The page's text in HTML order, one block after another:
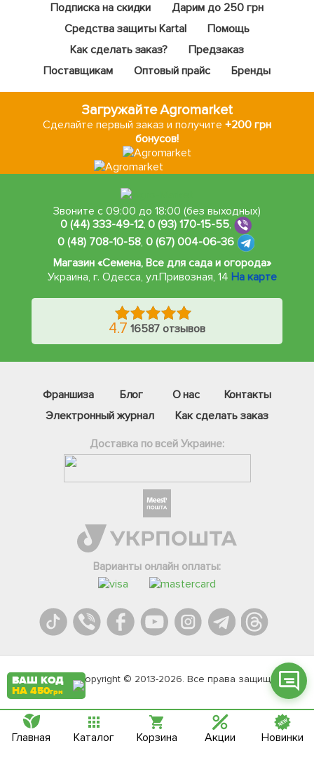
Подписка на скидки
Дарим до 250 грн
Средства защиты Kartal
Помощь
Как сделать заказ?
Предзаказ
Поставщикам
Оптовый прайс Бренды
Загружайте Agromarket
Сделайте первый заказ и получите +200 грн
бонусов!
Звоните с 09:00 до 18:00 (без выходных)
0 (44) 333-49-12,0 (93) 170-15-55,
0 (48) 708-10-58, 0 (67) 004-06-36
Магазин «Семена, Все для сада и огорода»
Украина, г. Одесса, ул.Привозная, 14 На карте
4.7 16587 отзывов
Франшиза Блог О нас
Контакты
Электронный журнал
Как сделать заказ
Доставка по всей Украине:
Варианты онлайн оплаты:
Agromarket.Copyright © 2013-2026. Все права защищены
Телеграм
Вайбер
Онлайн чат
ВАШ КОД
НА 450грн
Главная Каталог Корзина Акции Новинки